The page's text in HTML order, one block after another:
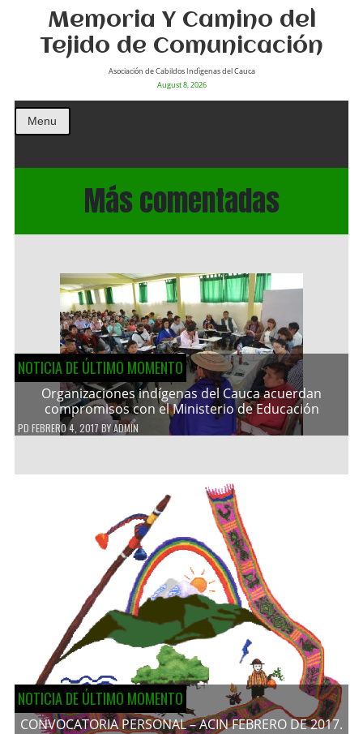
Memoria Y Camino del
Tejido de Comunicación
Asociación de Cabildos Indìgenas del Cauca
August 8, 2026
Menu
Más comentadas
NOTICIA DE ÚLTIMO MOMENTO
Organizaciones indígenas del Cauca acuerdan
compromisos con el Ministerio de Educación
PD FEBRERO 4, 2017 BYADMIN
NOTICIA DE ÚLTIMO MOMENTO
CONVOCATORIA PERSONAL – ACIN FEBRERO DE 2017.